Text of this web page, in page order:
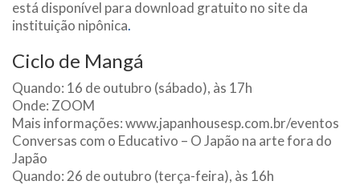
está disponível para download gratuito no site da
instituição nipônica.
Ciclo de Mangá
Quando: 16 de outubro (sábado), às 17h
Onde: ZOOM
Mais informações: www.japanhousesp.com.br/eventos
Conversas com o Educativo – O Japão na arte fora do
Japão
Quando: 26 de outubro (terça-feira), às 16h